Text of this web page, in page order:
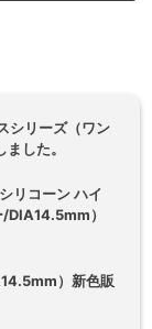
シリーズ（ワン
した。
リコーン ハイ
DIA14.5mm）
）新色販